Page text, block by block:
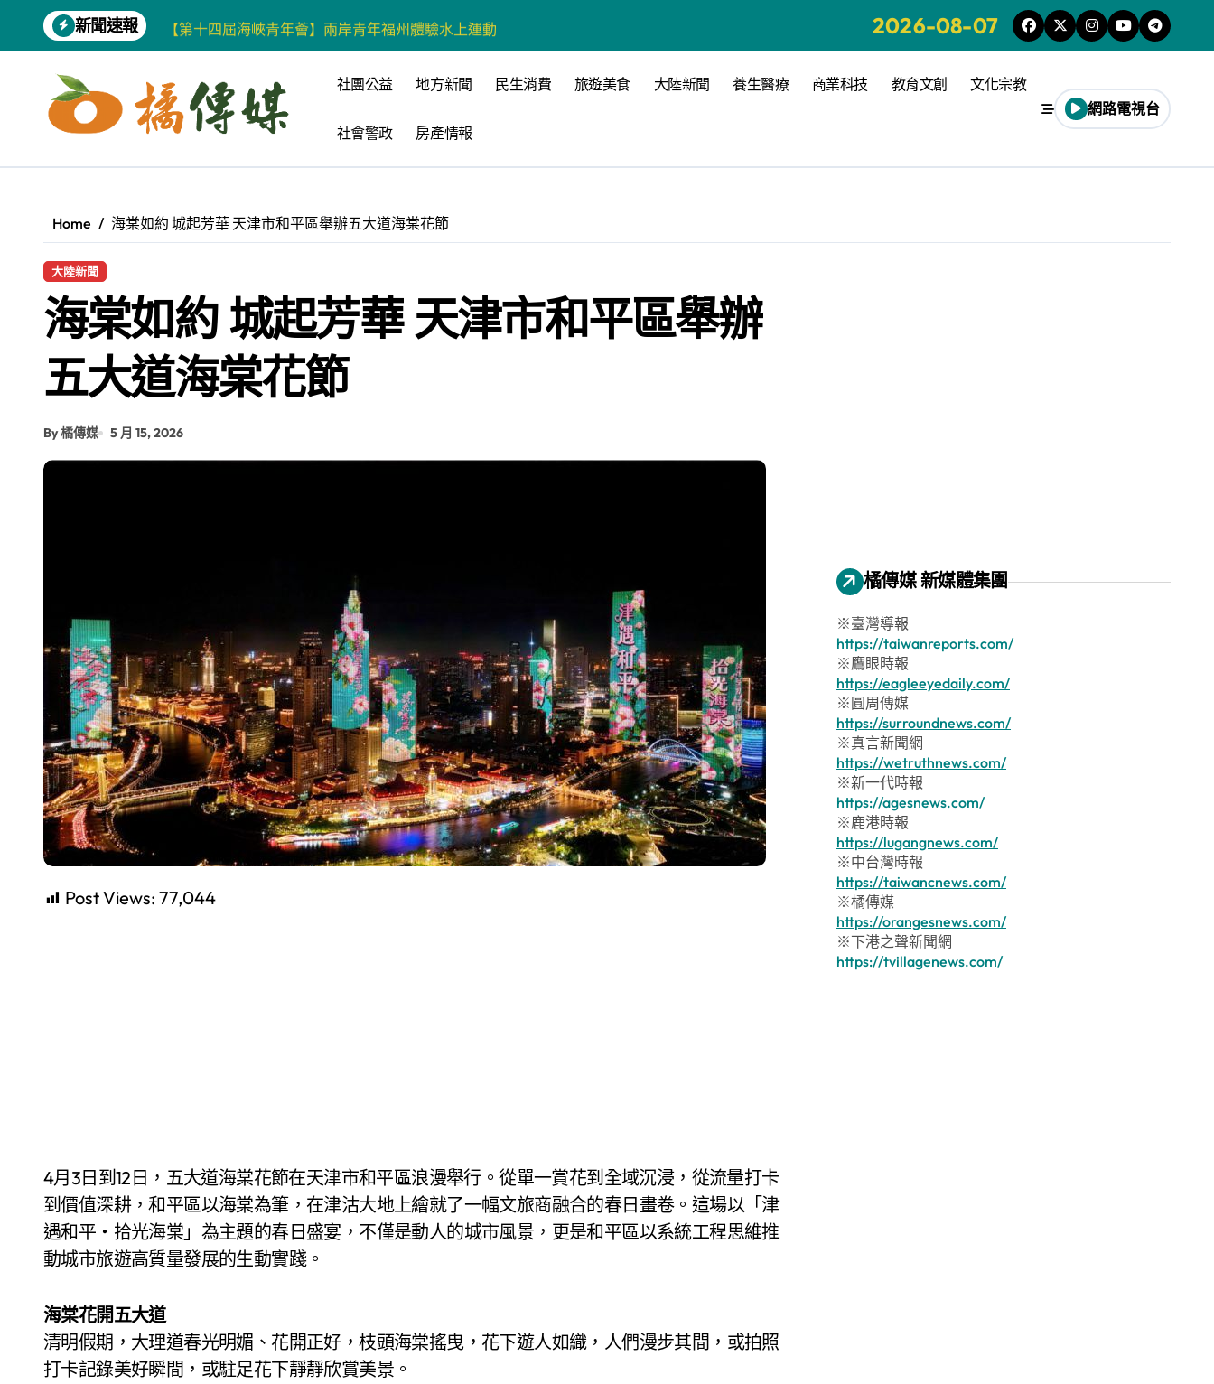
content
新聞速報
【第十四屆海峽青年薈】兩岸青年福州體驗水上運動
兩岸青年齊聚福州共話農文旅融合發展
藍綠市長參選人對無人載具條例互批 柯志恩：國民黨版才是「國防+產業」務實版
爭取原住民選票 柯志恩提原民5大政策 打造城鄉共好高雄
港都文藝學會首辦蓮池潭文學營 支持高雄文學再出發
《讀者》8月號新聞焦點 【錦瑟】
四川雅安 千年古剎雲峰寺
雙語教育要務實 柯志恩競辦反批賴陣營斷章取義 表達嚴正抗議
2026-08-07
社團公益 地方新聞 民生消費 旅遊美食 大陸新聞 養生醫療 商業科技 教育文創 文化宗教
社會警政 房產情報
網路電視台
Home 海棠如約 城起芳華 天津市和平區舉辦五大道海棠花節
大陸新聞
海棠如約 城起芳華 天津市和平區舉辦
五大道海棠花節
By 橘傳媒 5 月 15, 2026
Post Views: 77,044
4月3日到12日，五大道海棠花節在天津市和平區浪漫舉行。從單一賞花到全域沉浸，從流量打卡
到價值深耕，和平區以海棠為筆，在津沽大地上繪就了一幅文旅商融合的春日畫卷。這場以「津
遇和平‧拾光海棠」為主題的春日盛宴，不僅是動人的城市風景，更是和平區以系統工程思維推
動城市旅遊高質量發展的生動實踐。
海棠花開五大道
清明假期，大理道春光明媚、花開正好，枝頭海棠搖曳，花下遊人如織，人們漫步其間，或拍照
打卡記錄美好瞬間，或駐足花下靜靜欣賞美景。
橘傳媒 新媒體集團
※臺灣導報
https://taiwanreports.com/
※鷹眼時報
https://eagleeyedaily.com/
※圓周傳媒
https://surroundnews.com/
※真言新聞網
https://wetruthnews.com/
※新一代時報
https://agesnews.com/
※鹿港時報
https://lugangnews.com/
※中台灣時報
https://taiwancnews.com/
※橘傳媒
https://orangesnews.com/
※下港之聲新聞網
https://tvillagenews.com/